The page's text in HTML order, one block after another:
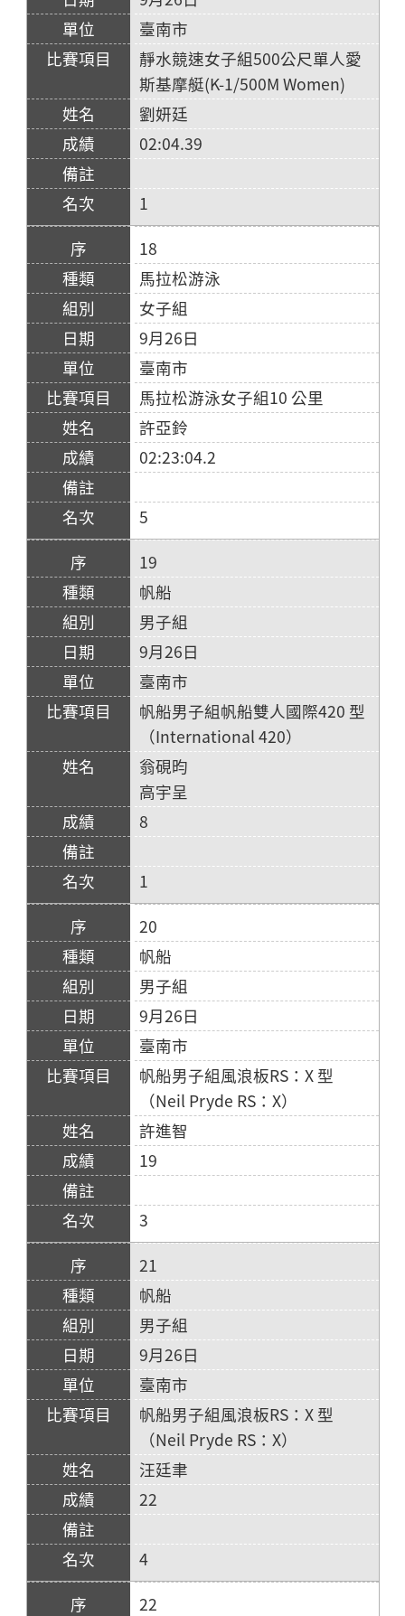
臺南市
靜水競速女子組500公尺單人愛
斯基摩艇(K-1/500M Women)
劉妍廷
02:04.39
1
18
馬拉松游泳
女子組
9月26日
臺南市
馬拉松游泳女子組10 公里
許亞鈴
02:23:04.2
5
19
帆船
男子組
9月26日
臺南市
帆船男子組帆船雙人國際420 型
（International 420）
翁硯昀
高宇呈
8
1
20
帆船
男子組
9月26日
臺南市
帆船男子組風浪板RS：X 型
（Neil Pryde RS：X）
許進智
19
3
21
帆船
男子組
9月26日
臺南市
帆船男子組風浪板RS：X 型
（Neil Pryde RS：X）
汪廷聿
22
4
22